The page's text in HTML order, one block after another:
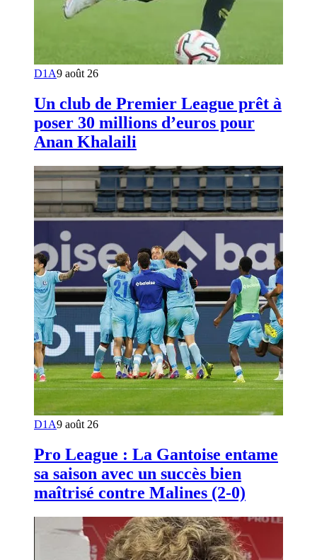
D1A9 août 26
Un club de Premier League prêt à
poser 30 millions d’euros pour
Anan Khalaili
D1A9 août 26
Pro League : La Gantoise entame
sa saison avec un succès bien
maîtrisé contre Malines (2-0)